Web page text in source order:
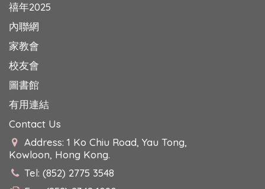
禧年2025
內聯網
家教會
校友會
圖書館
有用連結
Contact Us
Address: 1 Ko Chiu Road, Yau Tong,
Kowloon, Hong Kong.
Tel: (852) 2775 3548